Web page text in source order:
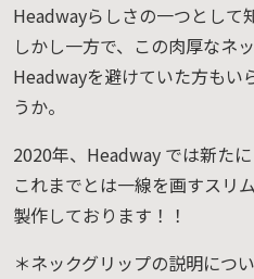
Headwayらしさの一つとして
しかし一方で、この肉厚なネ
Headwayを避けていた方もい
うか。
2020年、Headway では新た
これまでとは一線を画すスリ
製作しております！！
＊ネックグリップの説明につ